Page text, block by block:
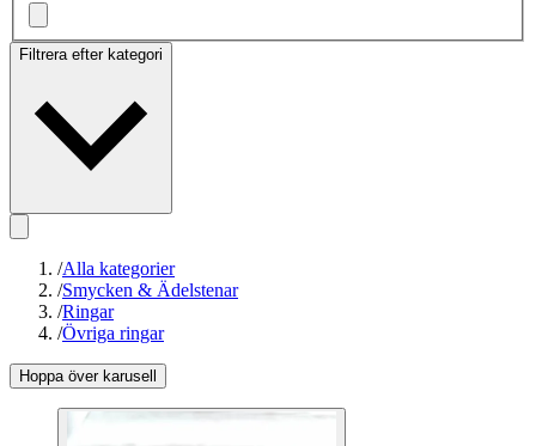
Filtrera efter kategori
/Alla kategorier
/Smycken & Ädelstenar
/Ringar
/Övriga ringar
Hoppa över karusell